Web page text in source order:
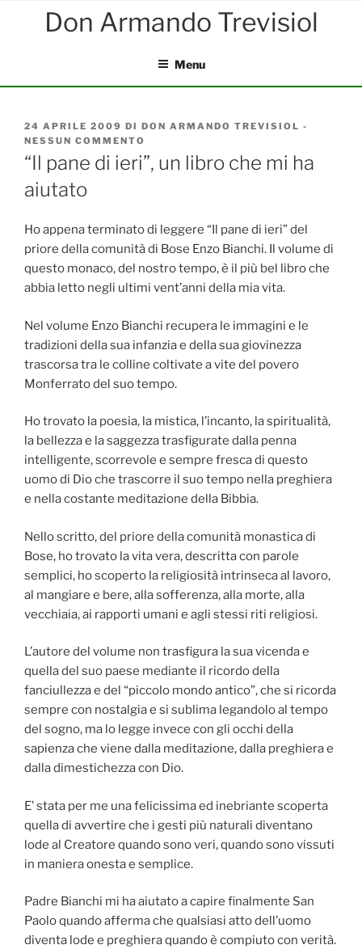
Menu
PUBBLICATO
IL
24 APRILE 2009 DI DON ARMANDO TREVISIOL -
NESSUN COMMENTO
“IL
PANE
LIBRO
CHE
MI
HA
AIUTATO
“Il pane di ieri”, un libro che mi ha
aiutato
Ho appena terminato di leggere “Il pane di ieri” del
priore della comunità di Bose Enzo Bianchi. Il volume di
questo monaco, del nostro tempo, è il più bel libro che
abbia letto negli ultimi vent’anni della mia vita.
Nel volume Enzo Bianchi recupera le immagini e le
tradizioni della sua infanzia e della sua giovinezza
trascorsa tra le colline coltivate a vite del povero
Monferrato del suo tempo.
Ho trovato la poesia, la mistica, l’incanto, la spiritualità,
la bellezza e la saggezza trasfigurate dalla penna
intelligente, scorrevole e sempre fresca di questo
uomo di Dio che trascorre il suo tempo nella preghiera
e nella costante meditazione della Bibbia.
Nello scritto, del priore della comunità monastica di
Bose, ho trovato la vita vera, descritta con parole
semplici, ho scoperto la religiosità intrinseca al lavoro,
al mangiare e bere, alla sofferenza, alla morte, alla
vecchiaia, ai rapporti umani e agli stessi riti religiosi.
L’autore del volume non trasfigura la sua vicenda e
quella del suo paese mediante il ricordo della
fanciullezza e del “piccolo mondo antico”, che si ricorda
sempre con nostalgia e si sublima legandolo al tempo
del sogno, ma lo legge invece con gli occhi della
sapienza che viene dalla meditazione, dalla preghiera e
dalla dimestichezza con Dio.
E’ stata per me una felicissima ed inebriante scoperta
quella di avvertire che i gesti più naturali diventano
lode al Creatore quando sono veri, quando sono vissuti
in maniera onesta e semplice.
Padre Bianchi mi ha aiutato a capire finalmente San
Paolo quando afferma che qualsiasi atto dell’uomo
diventa lode e preghiera quando è compiuto con verità.